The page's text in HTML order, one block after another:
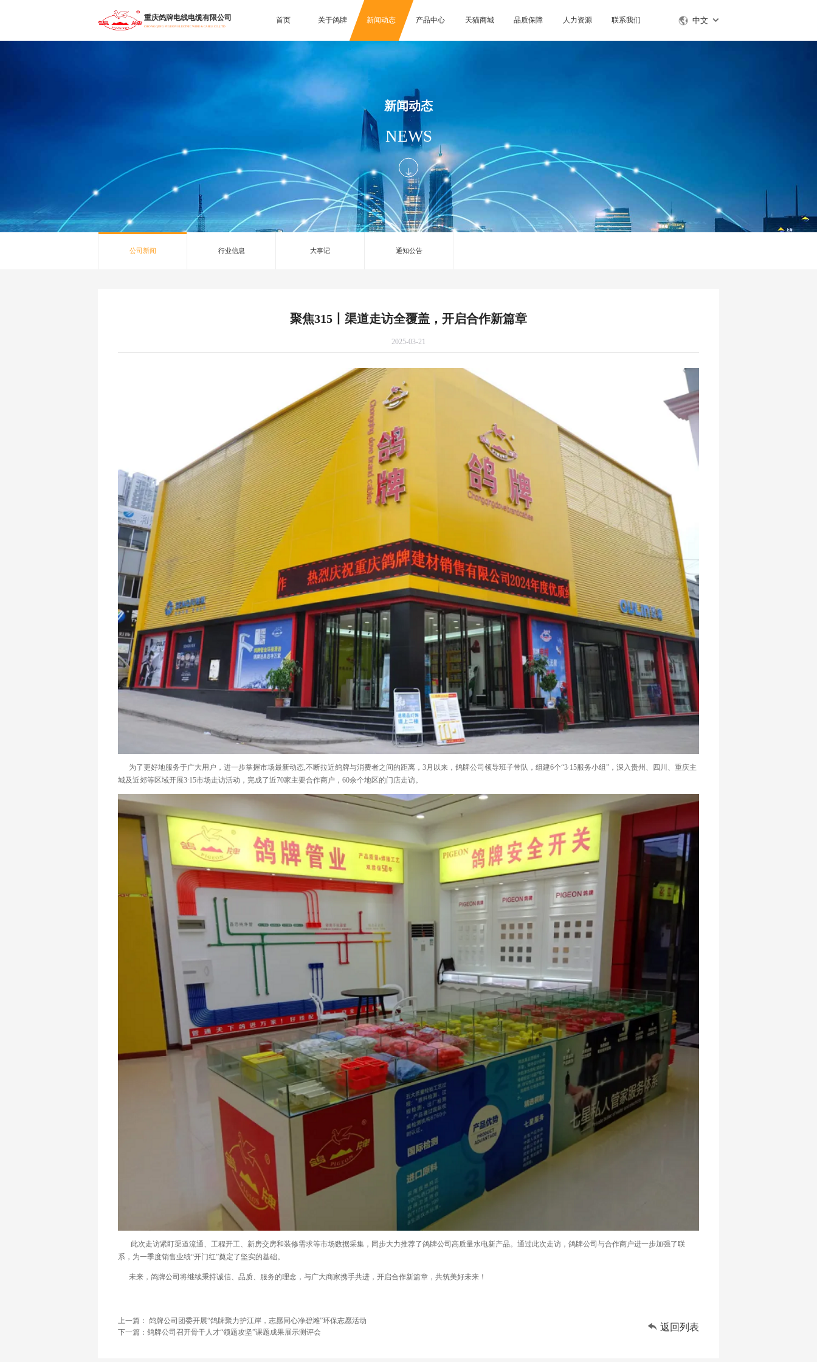
重庆鸽牌电线电缆有限公司
CHONGQING PIGEON ELECTRIC WIRE & CABLE CO.,LTD
首页 关于鸽牌 新闻动态 产品中心 天猫商城 品质保障 人力资源 联系我们 中文
新闻动态
NEWS
公司新闻 行业信息 大事记 通知公告
聚焦315丨渠道走访全覆盖，开启合作新篇章
2025-03-21
为了更好地服务于广大用户，进一步掌握市场最新动态,不断拉近鸽牌与消费者之间的距离，3月以来，鸽牌公司领导班子带队，组建6个“3∙15服务小组”，深入贵州、四川、重庆主
城及近郊等区域开展3∙15市场走访活动，完成了近70家主要合作商户，60余个地区的门店走访。
此次走访紧盯渠道流通、工程开工、新房交房和装修需求等市场数据采集，同步大力推荐了鸽牌公司高质量水电新产品。通过此次走访，鸽牌公司与合作商户进一步加强了联
系，为一季度销售业绩“开门红”奠定了坚实的基础。
未来，鸽牌公司将继续秉持诚信、品质、服务的理念，与广大商家携手共进，开启合作新篇章，共筑美好未来！
上一篇： 鸽牌公司团委开展“鸽牌聚力护江岸，志愿同心净碧滩”环保志愿活动
下一篇：鸽牌公司召开骨干人才“领题攻坚”课题成果展示测评会
 返回列表